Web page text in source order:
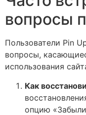
вопросы
Пользователи Pin
вопросы,
использования
Как
опцию